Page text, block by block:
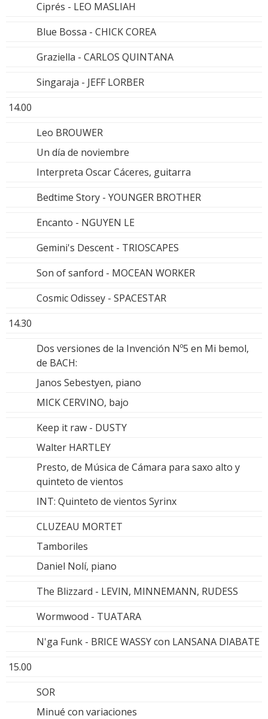
Ciprés - LEO MASLIAH
Blue Bossa - CHICK COREA
Graziella - CARLOS QUINTANA
Singaraja - JEFF LORBER
14.00
Leo BROUWER
Un día de noviembre
Interpreta Oscar Cáceres, guitarra
Bedtime Story - YOUNGER BROTHER
Encanto - NGUYEN LE
Gemini's Descent - TRIOSCAPES
Son of sanford - MOCEAN WORKER
Cosmic Odissey - SPACESTAR
14.30
Dos versiones de la Invención Nº5 en Mi bemol,
de BACH:
Janos Sebestyen, piano
MICK CERVINO, bajo
Keep it raw - DUSTY
Walter HARTLEY
Presto, de Música de Cámara para saxo alto y
quinteto de vientos
INT: Quinteto de vientos Syrinx
CLUZEAU MORTET
Tamboriles
Daniel Nolí, piano
The Blizzard - LEVIN, MINNEMANN, RUDESS
Wormwood - TUATARA
N'ga Funk - BRICE WASSY con LANSANA DIABATE
15.00
SOR
Minué con variaciones